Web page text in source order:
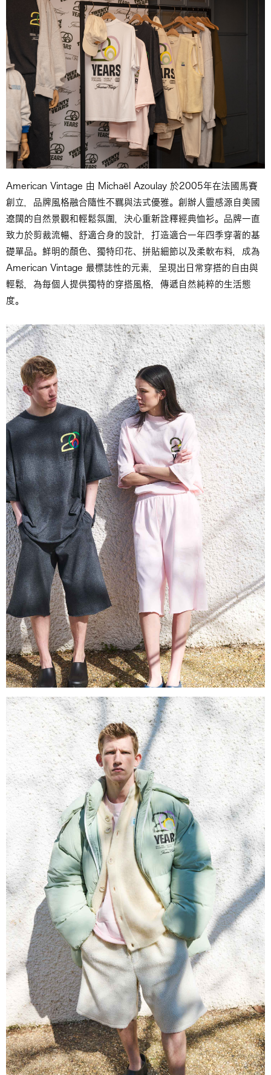
American Vintage 由 Michaël Azoulay 於2005年在法國馬賽
創立，品牌風格融合隨性不羈與法式優雅。創辦人靈感源自美國
遼闊的自然景觀和輕鬆氛圍，決心重新詮釋經典恤衫。品牌一直
致力於剪裁流暢、舒適合身的設計，打造適合一年四季穿著的基
礎單品。鮮明的顏色、獨特印花、拼貼細節以及柔軟布料，成為
American Vintage 最標誌性的元素，呈現出日常穿搭的自由與
輕鬆，為每個人提供獨特的穿搭風格，傳遞自然純粹的生活態
度。